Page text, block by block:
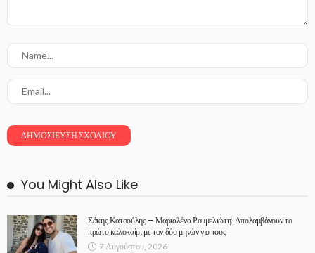
You Might Also Like
Σάκης Κατσούλης – Μαριαλένα Ρουμελιώτη: Απολαμβάνουν το
πρώτο καλοκαίρι με τον δύο μηνών γιο τους
7 Αυγούστου, 2026